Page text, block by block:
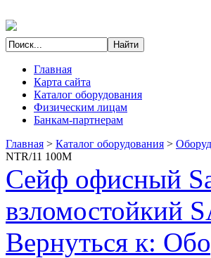
Главная
Карта сайта
Каталог оборудования
Физическим лицам
Банкам-партнерам
Главная > Каталог оборудования >
NTR/11 100M
Сейф офисный
взломостойкий
Вернуться к: